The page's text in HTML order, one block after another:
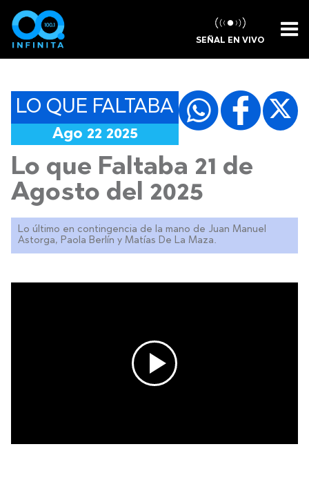
SEÑAL EN VIVO
LO QUE FALTABA
Ago 22 2025
Lo que Faltaba 21 de
Agosto del 2025
Lo último en contingencia de la mano de Juan Manuel
Astorga, Paola Berlín y Matías De La Maza.